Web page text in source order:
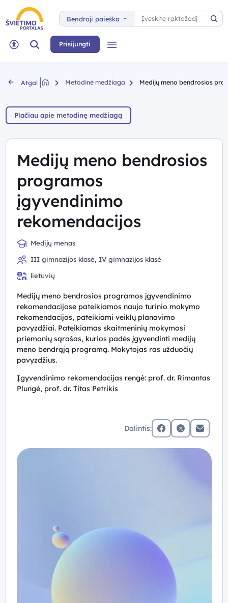
Bendroji paieška
Paieška
Neįgaliųjų rėžimas
Paieška Prisijungti
Atgal Metodinė medžiaga Medijų meno bendrosios
Plačiau apie metodinę medžiagą
Medijų meno bendrosios
programos
įgyvendinimo
rekomendacijos
Medijų menas
III gimnazijos klasė, IV gimnazijos klasė
lietuvių
Medijų meno bendrosios programos įgyvendinimo
rekomendacijose pateikiamos naujo turinio mokymo
rekomendacijos, pateikiami veiklų planavimo
pavyzdžiai. Pateikiamas skaitmeninių mokymosi
priemonių sąrašas, kurios padės įgyvendinti medijų
meno bendrąją programą. Mokytojas ras užduočių
pavyzdžius.
Įgyvendinimo rekomendacijas rengė: prof. dr. Rimantas
Plungė, prof. dr. Titas Petrikis
Dalintis:
facebookx (twitter)